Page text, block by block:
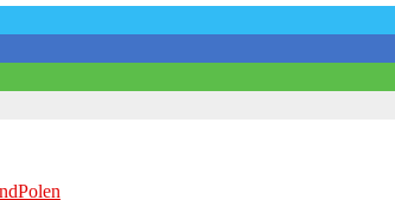
Polen